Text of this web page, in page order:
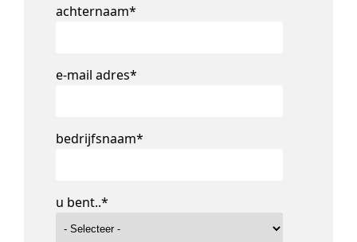
achternaam*
e-mail adres*
bedrijfsnaam*
u bent..*